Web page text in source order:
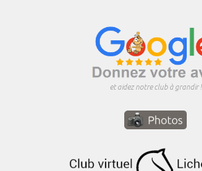
et aidez notre club à grandir !